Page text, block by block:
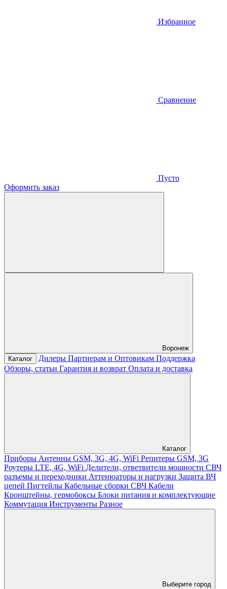
Избранное
Сравнение
Пусто
Оформить заказ
Воронеж
Каталог
Дилеры Партнерам и Оптовикам Поддержка
Обзоры, статьи Гарантия и возврат Оплата и доставка
Каталог
Приборы Антенны GSM, 3G, 4G, WiFi Репитеры GSM, 3G
Роутеры LTE, 4G, WiFi Делители, ответвители мощности СВЧ
разъемы и переходники Аттенюаторы и нагрузки Защита ВЧ
цепей Пигтейлы Кабельные сборки СВЧ Кабели
Кронштейны, гермобоксы Блоки питания и комплектующие
Коммутация Инструменты Разное
Выберите город